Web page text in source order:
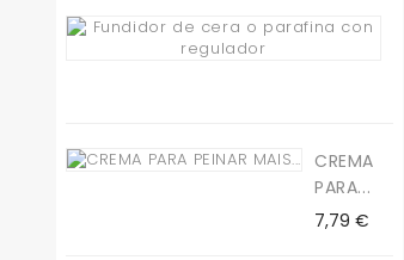
CREMA
PARA...
Precio
7,79 €